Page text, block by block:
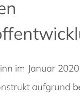
im Januar
aufgrund